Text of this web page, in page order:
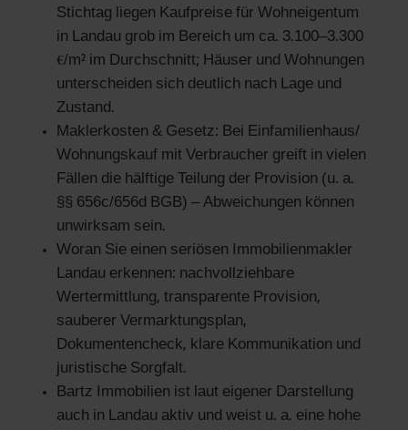
Stichtag liegen Kaufpreise für Wohneigentum
in Landau grob im Bereich um ca. 3.100–3.300
€/m² im Durchschnitt; Häuser und Wohnungen
unterscheiden sich deutlich nach Lage und
Zustand.
Maklerkosten & Gesetz: Bei Einfamilienhaus/
Wohnungskauf mit Verbraucher greift in vielen
Fällen die hälftige Teilung der Provision (u. a.
§§ 656c/656d BGB) – Abweichungen können
unwirksam sein.
Woran Sie einen seriösen Immobilienmakler
Landau erkennen: nachvollziehbare
Wertermittlung, transparente Provision,
sauberer Vermarktungsplan,
Dokumentencheck, klare Kommunikation und
juristische Sorgfalt.
Bartz Immobilien ist laut eigener Darstellung
auch in Landau aktiv und weist u. a. eine hohe